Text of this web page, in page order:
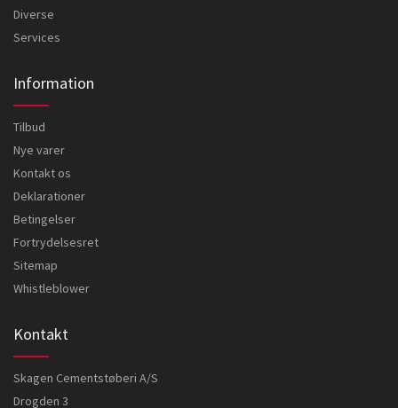
Diverse
Services
Information
Tilbud
Nye varer
Kontakt os
Deklarationer
Betingelser
Fortrydelsesret
Sitemap
Whistleblower
Kontakt
Skagen Cementstøberi A/S
Drogden 3